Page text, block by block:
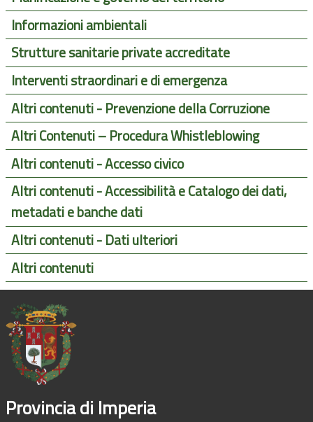
Informazioni ambientali
Strutture sanitarie private accreditate
Interventi straordinari e di emergenza
Altri contenuti - Prevenzione della Corruzione
Altri Contenuti – Procedura Whistleblowing
Altri contenuti - Accesso civico
Altri contenuti - Accessibilità e Catalogo dei dati,
metadati e banche dati
Altri contenuti - Dati ulteriori
Altri contenuti
Provincia di Imperia